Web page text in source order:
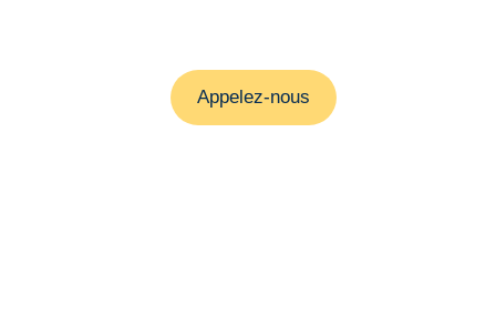
Appelez-nous